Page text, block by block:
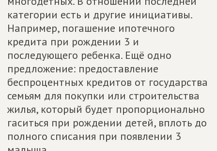
категории есть и другие инициативы.
Например, погашение ипотечного
кредита при рождении 3 и
последующего ребенка. Ещё одно
предложение: предоставление
беспроцентных кредитов от государства
семьям для покупки или строительства
жилья, который будет пропорционально
гаситься при рождении детей, вплоть до
полного списания при появлении 3